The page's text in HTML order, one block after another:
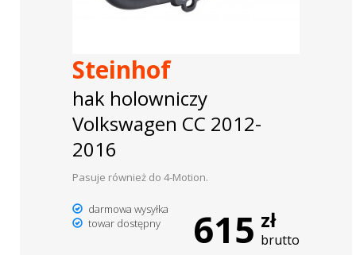
Steinhof
hak holowniczy
Volkswagen CC 2012-
2016
Pasuje również do 4-Motion.
darmowa wysyłka
towar dostępny
615 zł
brutto